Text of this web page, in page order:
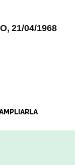
21/04/1968